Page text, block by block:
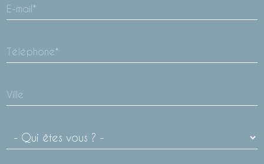
E-mail*
Téléphone*
Ville